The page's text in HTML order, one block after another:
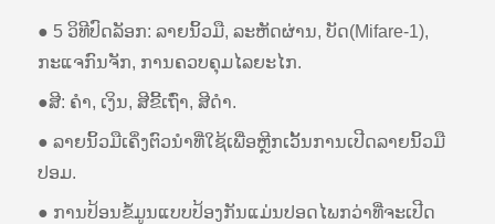
● 5 ວິທີປົດລັອກ: ລາຍນິ້ວມື, ລະຫັດຜ່ານ, ບັດ(Mifare-1),
ກະແຈກົນຈັກ, ການຄວບຄຸມໄລຍະໄກ.
●ສີ: ຄໍາ, ເງິນ, ສີຂີ້ເຖົ່າ, ສີດໍາ.
● ລາຍນິ້ວມືເຄິ່ງຕົວນໍາທີ່ໃຊ້ເພື່ອຫຼີກເວັ້ນການເປີດລາຍນິ້ວມື
ປອມ.
● ການປ້ອນຂໍ້ມູນແບບປ້ອງກັນແມ່ນປອດໄພກວ່າທີ່ຈະເປີດ